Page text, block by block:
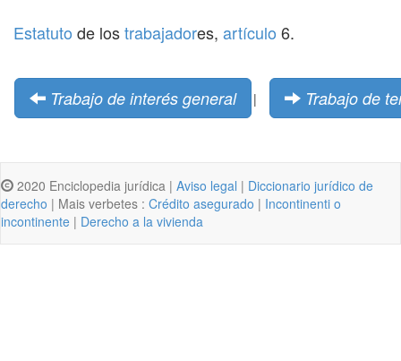
Estatuto de lostrabajadores, artículo 6.
Trabajo de interés general | Trabajo de
2020 Enciclopedia jurídica | Aviso legal | Diccionario jurídico de
derecho | Mais verbetes : Crédito asegurado | Incontinenti o
incontinente | Derecho a la vivienda